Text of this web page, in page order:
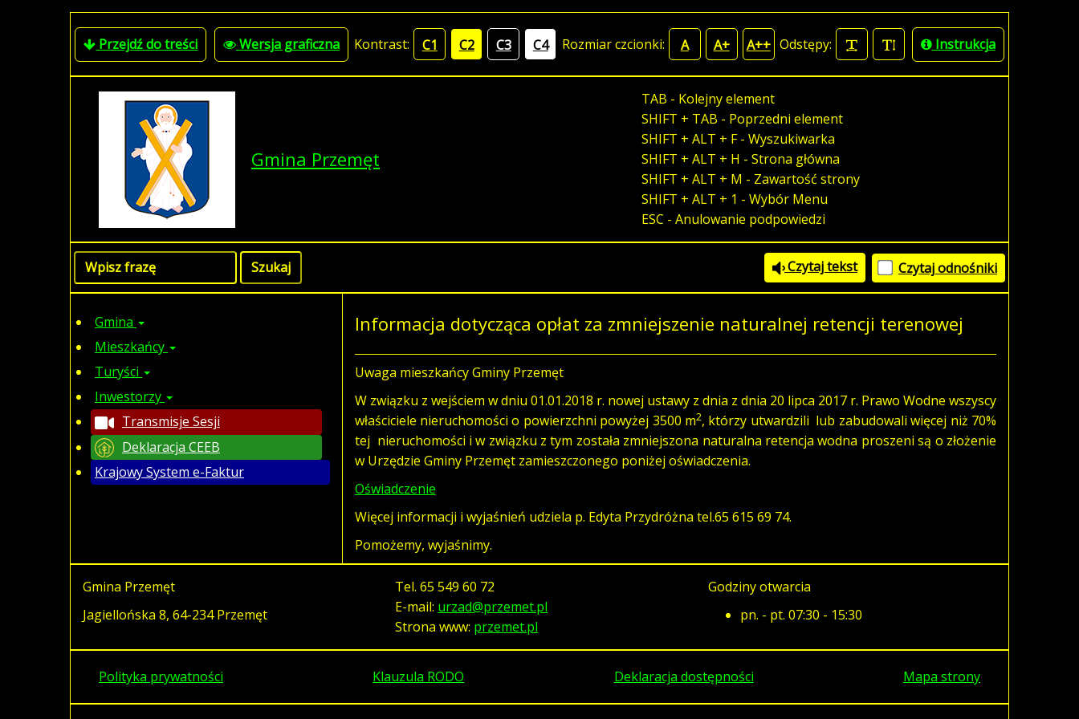
Przejdź do treści Wersja graficzna Kontrast: C1 C2 C3 C4 Rozmiar czcionki: A A+ A++ Odstępy: Instrukcja
Gmina Przemęt
TAB - Kolejny element
SHIFT + TAB - Poprzedni element
SHIFT + ALT + F - Wyszukiwarka
SHIFT + ALT + H - Strona główna
SHIFT + ALT + M - Zawartość strony
SHIFT + ALT + 1 - Wybór Menu
ESC - Anulowanie podpowiedzi
Czytaj tekst Czytaj odnośniki
Gmina
Mieszkańcy
Turyści
Inwestorzy
Transmisje Sesji
Deklaracja CEEB
Krajowy System e-Faktur
Informacja dotycząca opłat za zmniejszenie naturalnej retencji terenowej
Uwaga mieszkańcy Gminy Przemęt
W związku z wejściem w dniu 01.01.2018 r. nowej ustawy z dnia z dnia 20 lipca 2017 r. Prawo Wodne wszyscy
właściciele nieruchomości o powierzchni powyżej 3500 m2, którzy utwardzili lub zabudowali więcej niż 70%
tej nieruchomości i w związku z tym została zmniejszona naturalna retencja wodna proszeni są o złożenie
w Urzędzie Gminy Przemęt zamieszczonego poniżej oświadczenia.
Oświadczenie
Więcej informacji i wyjaśnień udziela p. Edyta Przydróżna tel.65 615 69 74.
Pomożemy, wyjaśnimy.
Gmina Przemęt
Jagiellońska 8, 64-234 Przemęt
Tel.65 549 60 72
E-mail: urzad@przemet.pl
Strona www: przemet.pl
Godziny otwarcia
pn. - pt. 07:30 - 15:30
Polityka prywatności Klauzula RODO Deklaracja dostępności Mapa strony